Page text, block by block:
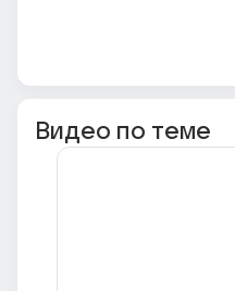
Видео по теме